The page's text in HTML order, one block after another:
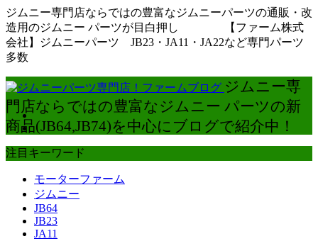
ジムニー専門店ならではの豊富なジムニーパーツの通販・改
造用のジムニー パーツが目白押し 【ファーム株式
会社】ジムニーパーツ JB23・JA11・JA22など専門パーツ
多数
ジムニー専
門店ならではの豊富なジムニー パーツの新
商品(JB64,JB74)を中心にブログで紹介中！
注目キーワード
モーターファーム
ジムニー
JB64
JB23
JA11